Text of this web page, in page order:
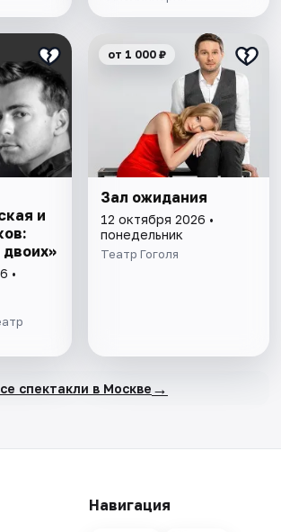
и
•
от 1 000 ₽
Зал ожидания
12 октября 2026 •
понедельник
Театр Гоголя
спектакли в Москве →
Навигация